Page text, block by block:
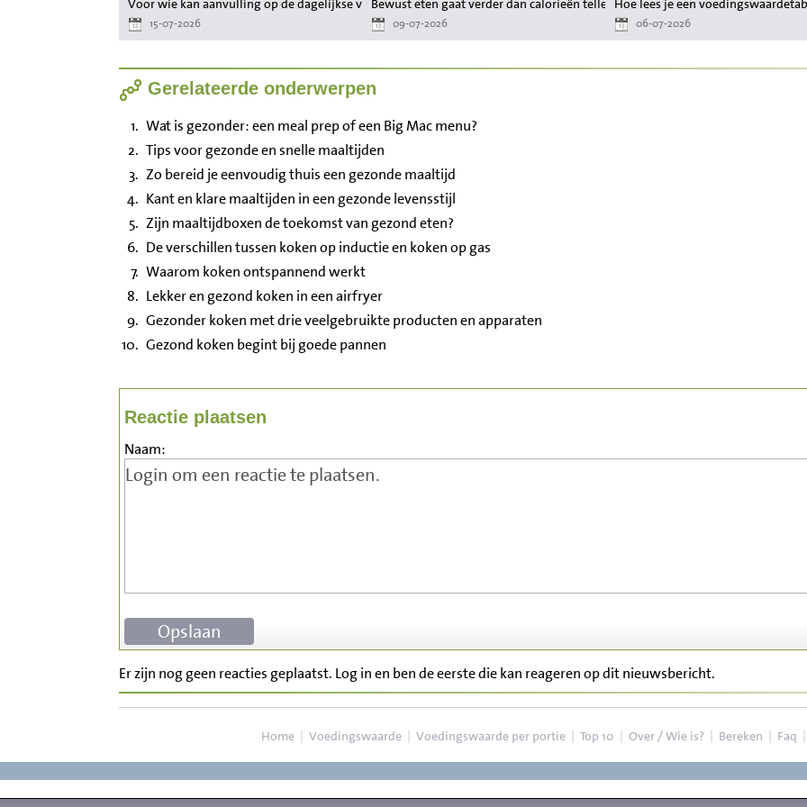
Voor wie kan aanvulling op de dagelijkse voeding waardevol zijn?
15-07-2026
Bewust eten gaat verder dan calorieën tellen
09-07-2026
Hoe lees je een
06-07-2026
Gerelateerde onderwerpen
Wat is gezonder: een meal prep of een Big Mac menu?
Tips voor gezonde en snelle maaltijden
Zo bereid je eenvoudig thuis een gezonde maaltijd
Kant en klare maaltijden in een gezonde levensstijl
Zijn maaltijdboxen de toekomst van gezond eten?
De verschillen tussen koken op inductie en koken op gas
Waarom koken ontspannend werkt
Lekker en gezond koken in een airfryer
Gezonder koken met drie veelgebruikte producten en apparaten
Gezond koken begint bij goede pannen
Reactie plaatsen
Naam:
Er zijn nog geen reacties geplaatst. Log in en ben de eerste die kan reageren op dit nieuwsbericht.
Home | Voedingswaarde | Voedingswaarde per portie | Top 10 | Over / Wie is? | Bereken | Faq |